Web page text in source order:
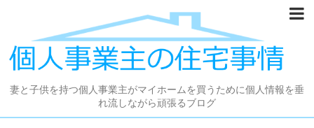
妻と子供を持つ個人事業主がマイホームを買うために個人情報を垂
れ流しながら頑張るブログ